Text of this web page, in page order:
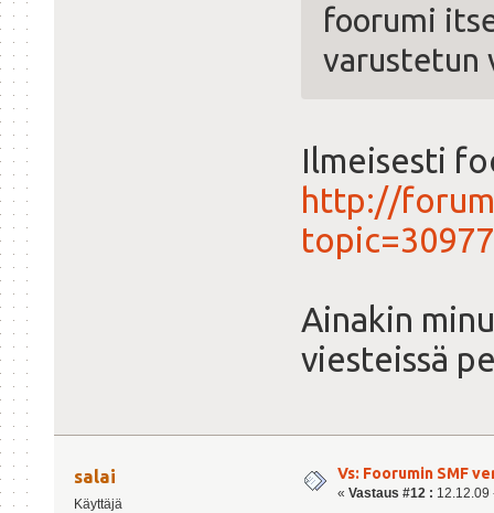
foorumi
varustetun
Ilmeisesti
http://
Ainakin
viesteissä
salai
Käyttäjä
Vs: Foorumin SMF
« Vastaus #12 : 12.12.09